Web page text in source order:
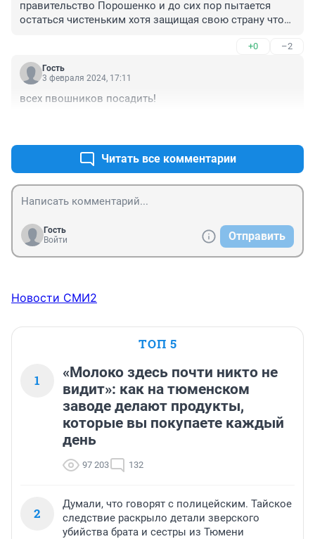
правительство Порошенко и до сих пор пытается
остаться чистеньким хотя защищая свою страну чтоб
+0 –2
Гость
3 февраля 2024, 17:11
всех пвошников посадить!
Читать все комментарии
Гость
Войти
Отправить
Новости СМИ2
ТОП 5
1
«Молоко здесь почти никто не
видит»: как на тюменском
заводе делают продукты,
которые вы покупаете каждый
день
97 203 132
2
Думали, что говорят с полицейским. Тайское
следствие раскрыло детали зверского
убийства брата и сестры из Тюмени